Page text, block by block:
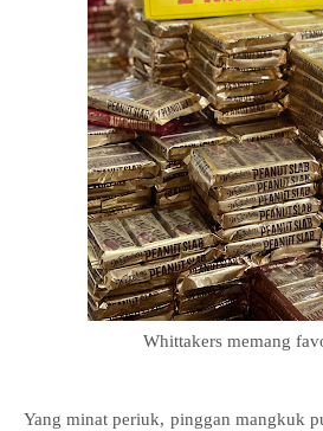
Whittakers memang
Yang minat periuk, pinggan mangkuk